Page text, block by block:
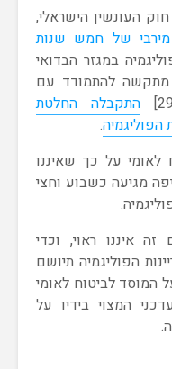
העונשין הישראלי,
מירבי של חמש שנות
במגזר הבדואי
מתקשה להתמודד עם
התקבלה החלטת
.
על כך שאיננו
מגיעה כשבוע וחצי
איננו ראוי, וכדי
הפוליגמיה תיושם
המוסד לביטוח לאומי
המצוי בידיו על